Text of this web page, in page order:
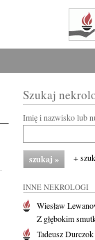
Szukaj
Imię i nazwisko lub
+
INNE NEKROLOGI
Wiesław
Z głębokim
Tadeusz Durczok